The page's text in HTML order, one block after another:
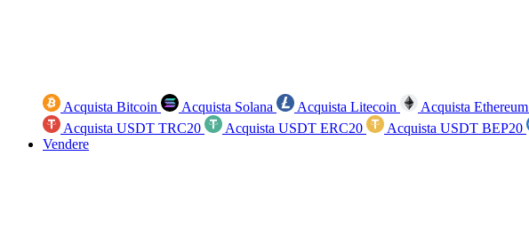
Acquista Bitcoin Acquista Solana Acquista Litecoin Acquista Ethereum
Acquista USDT TRC20
Acquista USDT ERC20 Acquista USDT BEP20
Vendere